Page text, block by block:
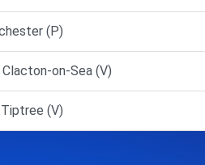
(P)
on-Sea (V)
(V)